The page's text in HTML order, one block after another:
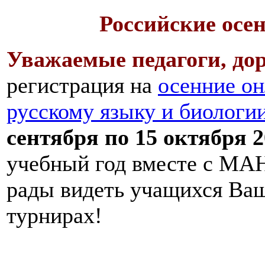
Российские
Уважаемые педагоги,
регистрация на осенние
русскому языку и
сентября по 15 октября
учебный год вместе с
рады видеть учащихся
турнирах!